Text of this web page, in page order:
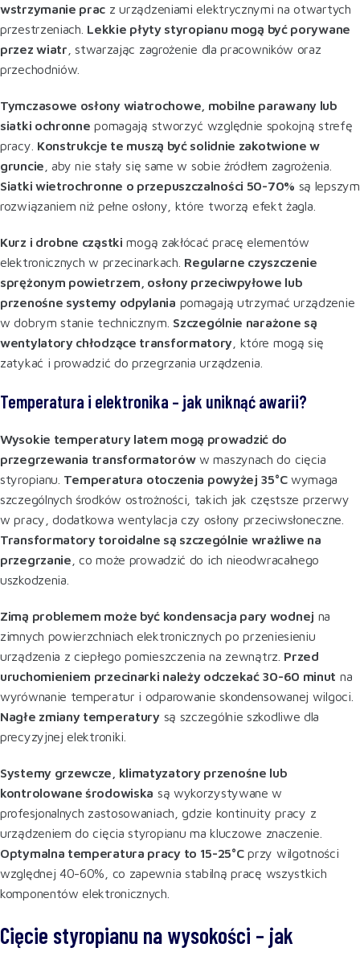
wstrzymanie prac z urządzeniami elektrycznymi na otwartych
przestrzeniach. Lekkie płyty styropianu mogą być porywane
przez wiatr , stwarzając zagrożenie dla pracowników oraz
przechodniów.
Tymczasowe osłony wiatrochowe, mobilne parawany lub
siatki ochronne pomagają stworzyć względnie spokojną strefę
pracy. Konstrukcje te muszą być solidnie zakotwione w
gruncie , aby nie stały się same w sobie źródłem zagrożenia.
Siatki wietrochronne o przepuszczalności 50-70% są lepszym
rozwiązaniem niż pełne osłony, które tworzą efekt żagla
Kurz i drobne cząstki mogą zakłócać pracę elementów
elektronicznych w przecinarkach. Regularne czyszczenie
sprężonym powietrzem, osłony przeciwpyłowe lub
przenośne systemy odpylania pomagają utrzymać urządzenie
w dobrym stanie technicznym. Szczególnie narażone są
wentylatory chłodzące transformatory , które mogą się
zatykać i prowadzić do przegrzania urządzenia
Temperatura i elektronika – jak uniknąć awarii?
Wysokie temperatury latem mogą prowadzić do
przegrzewania transformatoróww maszynach do cięcia
styropianu. Temperatura otoczenia powyżej 35°Cwymaga
szczególnych środków ostrożności, takich jak częstsze przerwy
w pracy, dodatkowa wentylacja czy osłony przeciwsłoneczne.
Transformatory toroidalne są szczególnie wrażliwe na
przegrzanie , co może prowadzić do ich nieodwracalnego
uszkodzenia
Zimą problemem może być kondensacja pary wodnej na
zimnych powierzchniach elektronicznych po przeniesieniu
urządzenia z ciepłego pomieszczenia na zewnątrz. Przed
uruchomieniem przecinarki należy odczekać 30-60 minut na
wyrównanie temperatur i odparowanie skondensowanej wilgoci.
Nagłe zmiany temperaturysą szczególnie szkodliwe dla
precyzyjnej elektroniki
Systemy grzewcze, klimatyzatory przenośne lub
kontrolowane środowiska są wykorzystywane w
profesjonalnych zastosowaniach, gdzie kontinuity pracy z
urządzeniem do cięcia styropianu ma kluczowe znaczenie.
Optymalna temperatura pracy to 15-25°Cprzy wilgotności
względnej 40-60%, co zapewnia stabilną pracę wszystkich
komponentów elektronicznych
Cięcie styropianu na wysokości – jak